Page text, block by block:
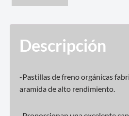
Descripción
-Pastillas de freno orgánicas
aramida de alto rendimiento.